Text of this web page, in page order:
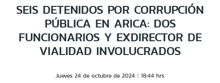
SEIS DETENIDOS POR CORRUPCIÓN
PÚBLICA EN ARICA: DOS
FUNCIONARIOS Y EXDIRECTOR DE
VIALIDAD INVOLUCRADOS
Jueves 24 de octubre de 2024 18:44 hrs